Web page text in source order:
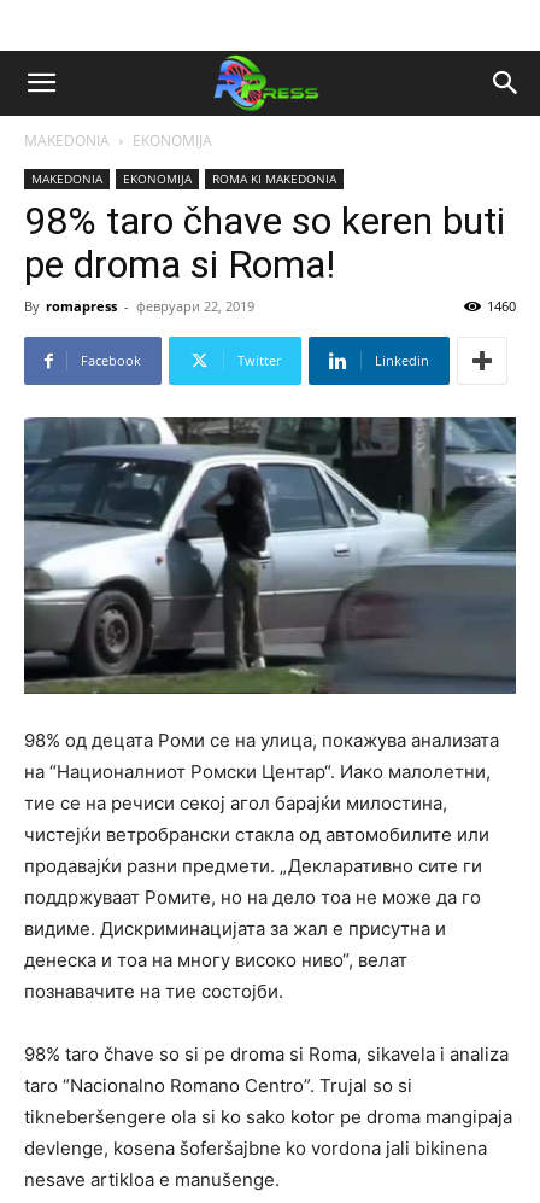
MAKEDONIA EKONOMIJA
MAKEDONIA EKONOMIJA ROMA KI MAKEDONIA
98% taro čhave so keren buti
pe droma si Roma!
By romapress - февруари 22, 2019 1460
Facebook Twitter Linkedin
98% од децата Роми се на улица, покажува анализата
на “Националниот Ромски Центар“. Иако малолетни,
тие се на речиси секој агол барајќи милостина,
чистејќи ветробрански стакла од автомобилите или
продавајќи разни предмети. „Декларативно сите ги
поддржуваат Ромите, но на дело тоа не може да го
видиме. Дискриминацијата за жал е присутна и
денеска и тоа на многу високо ниво“, велат
познавачите на тие состојби.
98% taro čhave so si pe droma si Roma, sikavela i analiza
taro “Nacionalno Romano Centro”. Trujal so si
tikneberšengere ola si ko sako kotor pe droma mangipaja
devlenge, kosena šoferšajbne ko vordona jali bikinena
nesave artikloa e manušenge.